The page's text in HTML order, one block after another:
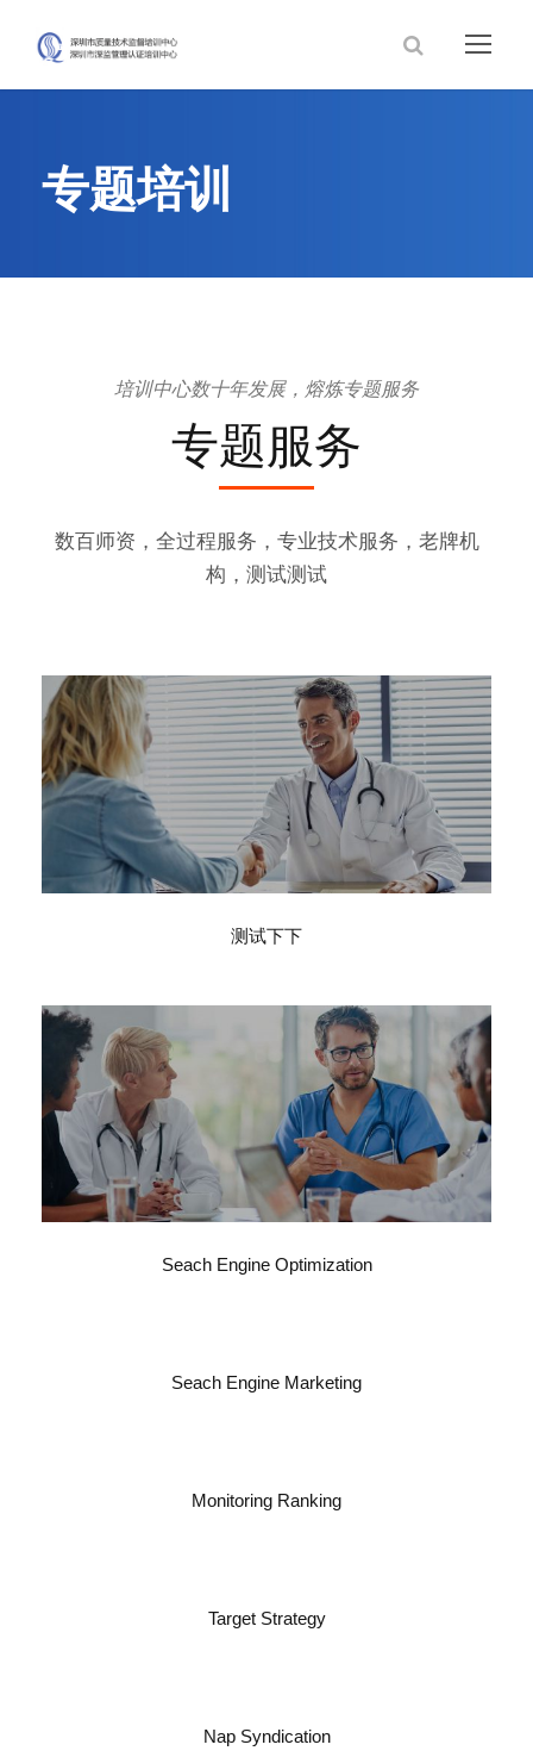
专题培训
培训中心数十年发展，熔炼专题服务
专题服务
数百师资，全过程服务，专业技术服务，老牌机
构，测试测试
测试下下
Seach Engine Optimization
Seach Engine Marketing
Monitoring Ranking
Target Strategy
Nap Syndication